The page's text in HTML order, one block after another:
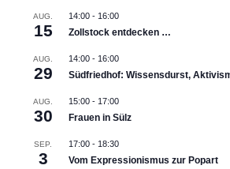
AUG.
15
14:00- 16:00
Zollstock entdecken …
AUG.
29
14:00- 16:00
Südfriedhof: Wissensdurst,
AUG.
30
15:00- 17:00
Frauen in Sülz
SEP.
3
17:00- 18:30
Vom Expressionismus zur Popart